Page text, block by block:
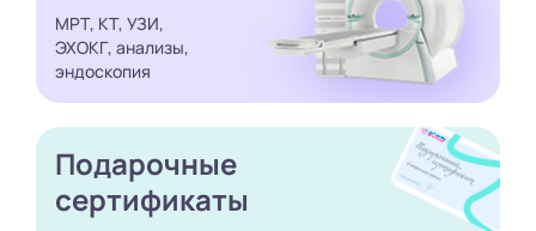
МРТ, КТ, УЗИ,
ЭХОКГ, анализы,
эндоскопия
Подарочные
сертификаты